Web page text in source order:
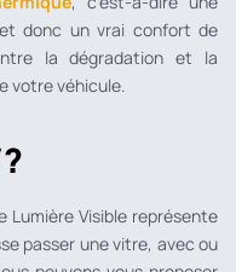
donc un vrai confort de
la dégradation et la
votre véhicule.
Lumière Visible représente
passer une vitre, avec ou